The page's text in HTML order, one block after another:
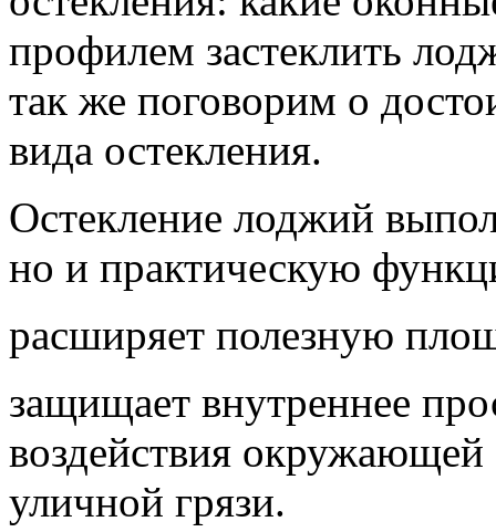
профилем застеклить
так же поговорим о
вида остекления.
Остекление лоджий
но и практическую
расширяет полезную
защищает внутреннее
воздействия окружающей
уличной грязи.